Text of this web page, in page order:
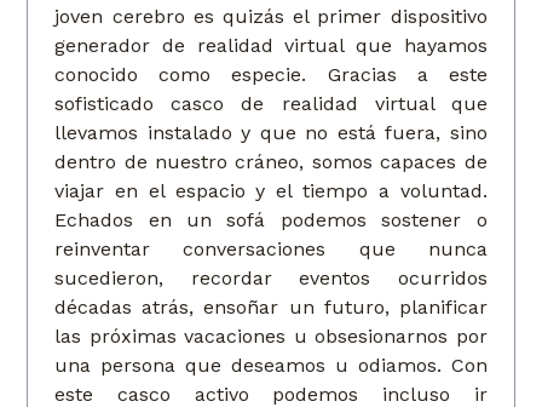
joven cerebro es quizás el primer dispositivo
generador de realidad virtual que hayamos
conocido como especie. Gracias a este
sofisticado casco de realidad virtual que
llevamos instalado y que no está fuera, sino
dentro de nuestro cráneo, somos capaces de
viajar en el espacio y el tiempo a voluntad.
Echados en un sofá podemos sostener o
reinventar conversaciones que nunca
sucedieron, recordar eventos ocurridos
décadas atrás, ensoñar un futuro, planificar
las próximas vacaciones u obsesionarnos por
una persona que deseamos u odiamos. Con
este casco activo podemos incluso ir